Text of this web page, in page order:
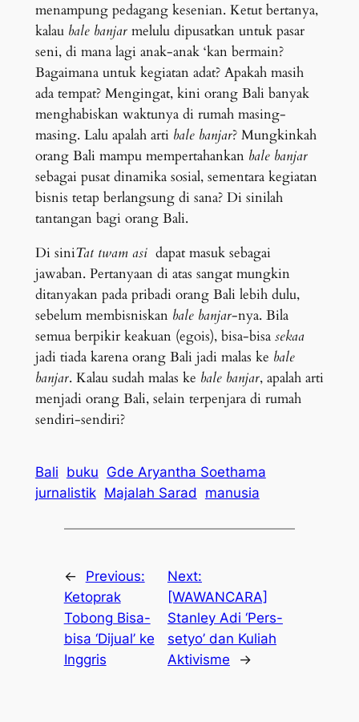
menampung pedagang kesenian. Ketut bertanya,
kalau bale banjar melulu dipusatkan untuk pasar
seni, di mana lagi anak-anak ‘kan bermain?
Bagaimana untuk kegiatan adat? Apakah masih
ada tempat? Mengingat, kini orang Bali banyak
menghabiskan waktunya di rumah masing-
masing. Lalu apalah arti bale banjar? Mungkinkah
orang Bali mampu mempertahankan bale banjar
sebagai pusat dinamika sosial, sementara kegiatan
bisnis tetap berlangsung di sana? Di sinilah
tantangan bagi orang Bali.
Di siniTat twam asi dapat masuk sebagai
jawaban. Pertanyaan di atas sangat mungkin
ditanyakan pada pribadi orang Bali lebih dulu,
sebelum membisniskan bale banjar-nya. Bila
semua berpikir keakuan (egois), bisa-bisa sekaa
jadi tiada karena orang Bali jadi malas ke bale
banjar. Kalau sudah malas ke bale banjar, apalah arti
menjadi orang Bali, selain terpenjara di rumah
sendiri-sendiri?
Bali buku Gde Aryantha Soethama
jurnalistik Majalah Sarad manusia
←
Previous:
Ketoprak
Tobong Bisa-
bisa ‘Dijual’ ke
Inggris
Next:
[WAWANCARA]
Stanley Adi ‘Pers-
setyo’ dan Kuliah
Aktivisme
→